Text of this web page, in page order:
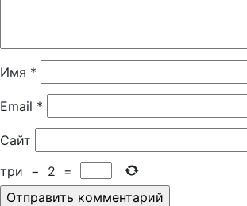
Имя *
Email *
Сайт
три − 2 =